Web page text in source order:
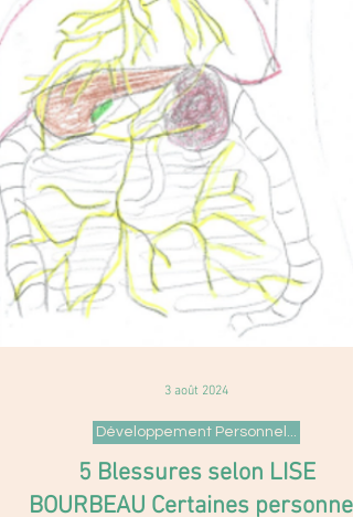
3 août 2024
Développement Personnel...